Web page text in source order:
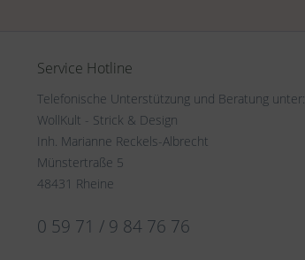
Service Hotline
Telefonische Unterstützung und Beratung unter:
WollKult - Strick & Design
Inh. Marianne Reckels-Albrecht
Münstertraße 5
48431 Rheine
0 59 71 / 9 84 76 76